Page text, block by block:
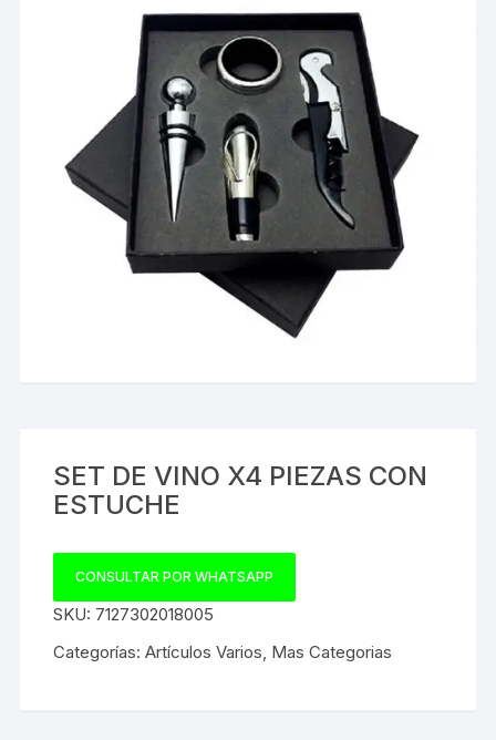
SET DE VINO X4 PIEZAS CON
ESTUCHE
CONSULTAR POR WHATSAPP
SKU: 7127302018005
Categorías:Artículos Varios Mas Categorias